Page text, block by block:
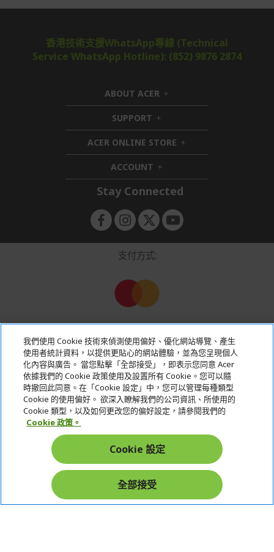
香港技術支援WhatsApp專線 (Technical
Service WhatsApp Hotline): (852) 9876 2874
ABOUT ACER h
i
d
e
n
SUPPORT h
i
d
d
n
ACER ONLINE STORE h
i
d
e
ACCOUNT h
i
d
e
n
Stay Connected
支付方式:
我們使用 Cookie 技術來偵測使用偏好、優化網站導覽、產生
使用者統計資料，以提供更貼心的網站體驗，並為您呈現個人
化內容與廣告。 當您點擊「全部接受」，即表示您同意 Acer
依據我們的 Cookie 政策使用及設置所有 Cookie。您可以隨
時撤回此同意。在「Cookie 設定」中，您可以管理每種類型
Cookie 的使用偏好。 欲深入瞭解我們的公司資訊、所使用的
Cookie 類型，以及如何更改您的偏好設定，請參閱我們的
Cookie 政策。
Cookie 設定
全部接受